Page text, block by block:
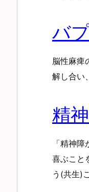
バ
脳性麻痺
解し合い
精
「精神
喜ぶこと
う(共生)